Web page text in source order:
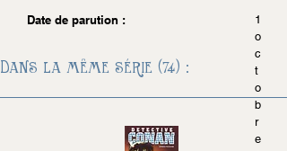
Date de parution :
1
o
c
t
o
b
r
e
Dans la même série (74) :